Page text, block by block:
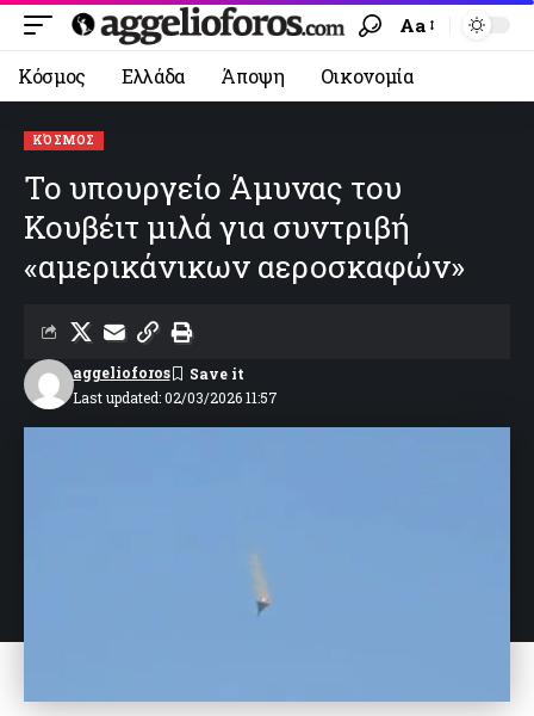
Aa
Κόσμος Ελλάδα Άποψη Οικονομία
ΚΌΣΜΟΣ
Το υπουργείο Άμυνας του
Κουβέιτ μιλά για συντριβή
«αμερικάνικων αεροσκαφών»
Last updated: 02/03/2026 11:57
aggelioforos